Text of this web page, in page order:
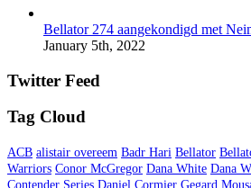
Bellator 274 aangekondigd met
January 5th, 2022
Twitter Feed
Tag Cloud
ACB alistair overeem Badr Hari Bellator
Warriors Conor McGregor Dana White Dana
Contender Series Daniel Cormier Gegard